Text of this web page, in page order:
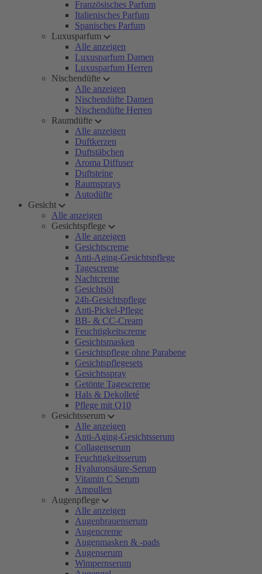
Französisches Parfum
Italienisches Parfum
Spanisches Parfum
Luxusparfum
Alle anzeigen
Luxusparfum Damen
Luxusparfum Herren
Nischendüfte
Alle anzeigen
Nischendüfte Damen
Nischendüfte Herren
Raumdüfte
Alle anzeigen
Duftkerzen
Duftstäbchen
Aroma Diffuser
Duftsteine
Raumsprays
Autodüfte
Gesicht
Alle anzeigen
Gesichtspflege
Alle anzeigen
Gesichtscreme
Anti-Aging-Gesichtspflege
Tagescreme
Nachtcreme
Gesichtsöl
24h-Gesichtspflege
Anti-Pickel-Pflege
BB- & CC-Cream
Feuchtigkeitscreme
Gesichtsmasken
Gesichtspflege ohne Parabene
Gesichtspflegesets
Gesichtsspray
Getönte Tagescreme
Hals & Dekolleté
Pflege mit Q10
Gesichtsserum
Alle anzeigen
Anti-Aging-Gesichtsserum
Collagenserum
Feuchtigkeitsserum
Hyaluronsäure-Serum
Vitamin C Serum
Ampullen
Augenpflege
Alle anzeigen
Augenbrauenserum
Augencreme
Augenmasken & -pads
Augenserum
Wimpernserum